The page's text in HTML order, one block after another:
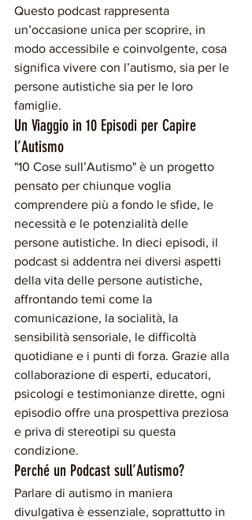
Questo podcast rappresenta
un’occasione unica per scoprire, in
modo accessibile e coinvolgente, cosa
significa vivere con l’autismo, sia per le
persone autistiche sia per le loro
famiglie.
Un Viaggio in 10 Episodi per Capire
l’Autismo
"10 Cose sull’Autismo" è un progetto
pensato per chiunque voglia
comprendere più a fondo le sfide, le
necessità e le potenzialità delle
persone autistiche. In dieci episodi, il
podcast si addentra nei diversi aspetti
della vita delle persone autistiche,
affrontando temi come la
comunicazione, la socialità, la
sensibilità sensoriale, le difficoltà
quotidiane e i punti di forza. Grazie alla
collaborazione di esperti, educatori,
psicologi e testimonianze dirette, ogni
episodio offre una prospettiva preziosa
e priva di stereotipi su questa
condizione.
Perché un Podcast sull’Autismo?
Parlare di autismo in maniera
divulgativa è essenziale, soprattutto in